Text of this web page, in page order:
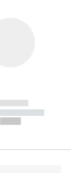
-----------